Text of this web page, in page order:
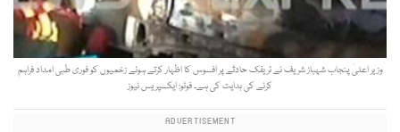
وزیر اعلیٰ پنجاب شہباز شریف نے ٹریفک حادثے پر افسوس کا اظہار کرتے ہوئے زخمیوں کو فوری طبی امداد فراہم
کرنے کی ہدایت کی ہے۔ فوٹو: ایکسپریس نیوز